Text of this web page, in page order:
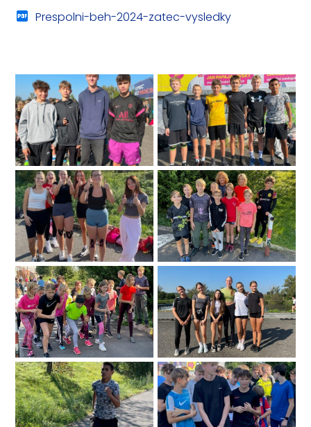
Prespolni-beh-2024-zatec-vysledky